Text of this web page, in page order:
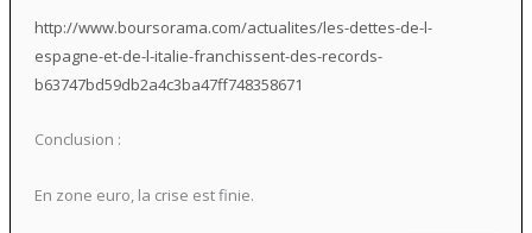
http://www.boursorama.com/actualites/les-dettes-de-l-
espagne-et-de-l-italie-franchissent-des-records-
b63747bd59db2a4c3ba47ff748358671
Conclusion :
En zone euro, la crise est finie.